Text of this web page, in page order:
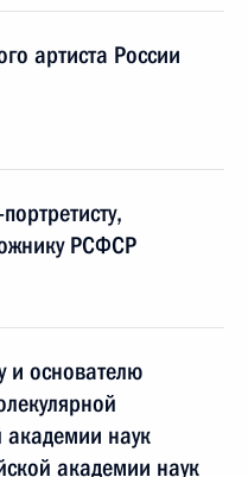
артиста России
РСФСР
и основателю
наук
академии наук